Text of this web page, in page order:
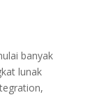
banyak
lunak